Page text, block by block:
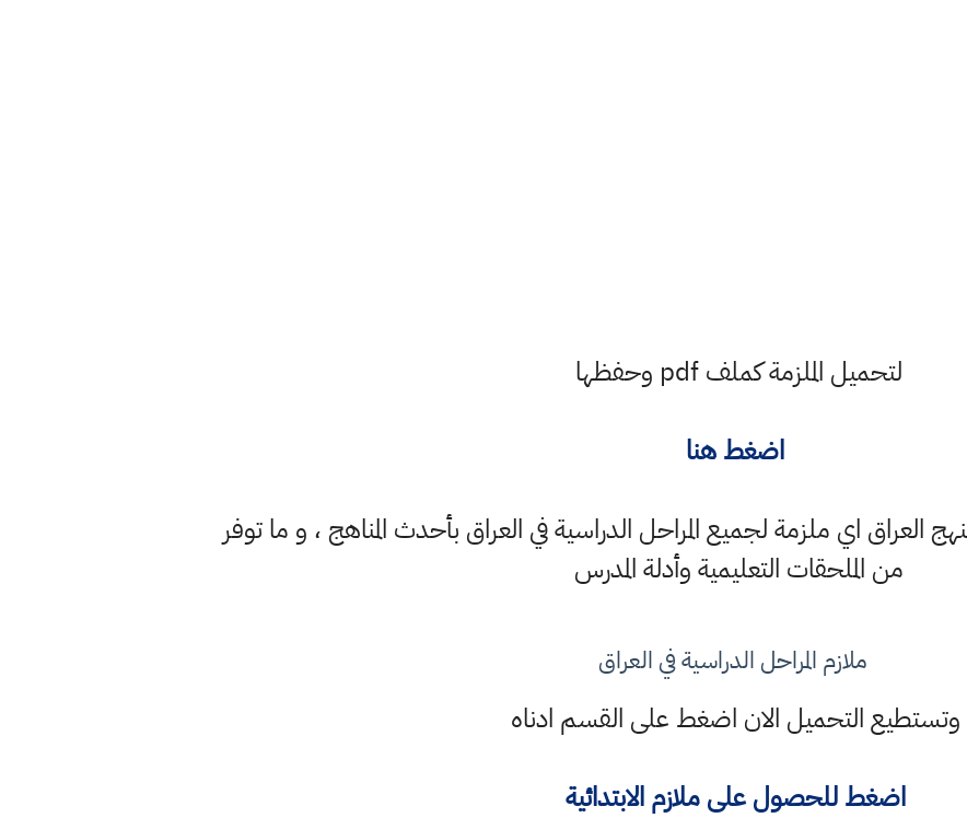
لتحميل الملزمة كملف pdf وحفظها
اضغط هنا
اي ملزمة لجميع المراحل الدراسية في العراق بأحدث المناهج ، و ما توفر
من الملحقات التعليمية وأدلة المدرس
ملازم المراحل الدراسية في العراق
وتستطيع التحميل الان اضغط على القسم ادناه
اضغط للحصول على ملازم الابتدائية